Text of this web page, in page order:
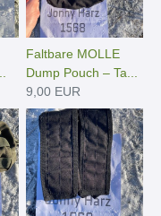
Faltbare MOLLE
Dump Pouch – Ta...
9,00 EUR